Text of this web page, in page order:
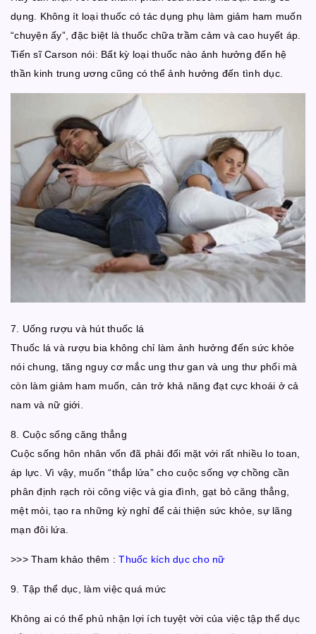
dụng. Không ít loại thuốc có tác dụng phụ làm giảm ham muốn
“chuyện ấy”, đặc biệt là thuốc chữa trầm cảm và cao huyết áp.
Tiến sĩ Carson nói: Bất kỳ loại thuốc nào ảnh hưởng đến hệ
thần kinh trung ương cũng có thể ảnh hưởng đến tình dục.
7. Uống rượu và hút thuốc lá
Thuốc lá và rượu bia không chỉ làm ảnh hưởng đến sức khỏe
nói chung, tăng nguy cơ mắc ung thư gan và ung thư phổi mà
còn làm giảm ham muốn, cản trở khả năng đạt cực khoái ở cả
nam và nữ giới.
8. Cuộc sống căng thẳng
Cuộc sống hôn nhân vốn đã phải đối mặt với rất nhiều lo toan,
áp lực. Vì vậy, muốn “thắp lửa” cho cuộc sống vợ chồng cần
phân định rạch ròi công việc và gia đình, gạt bỏ căng thẳng,
mệt mỏi, tạo ra những kỳ nghỉ để cải thiện sức khỏe, sự lãng
mạn đôi lứa.
>>> Tham khảo thêm :Thuốc kích dục cho nữ
9. Tập thể dục, làm việc quá mức
Không ai có thể phủ nhận lợi ích tuyệt vời của việc tập thể dục